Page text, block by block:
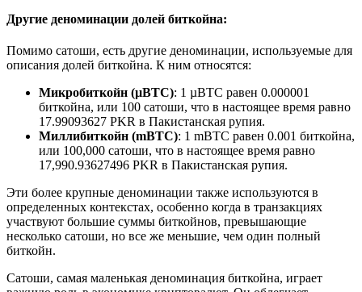
Другие деноминации долей биткойна:
Помимо сатоши, есть другие деноминации, используемые для
описания долей биткойна. К ним относятся:
Микробиткойн (µBTC): 1 µBTC равен 0.000001
биткойна, или 100 сатоши, что в настоящее время равно
17.99093627 PKR в Пакистанская рупия.
Миллибиткойн (mBTC): 1 mBTC равен 0.001 биткойна,
или 100,000 сатоши, что в настоящее время равно
17,990.93627496 PKR в Пакистанская рупия.
Эти более крупные деноминации также используются в
определенных контекстах, особенно когда в транзакциях
участвуют большие суммы биткойнов, превышающие
несколько сатоши, но все же меньшие, чем один полный
биткойн.
Сатоши, самая маленькая деноминация биткойна, играет